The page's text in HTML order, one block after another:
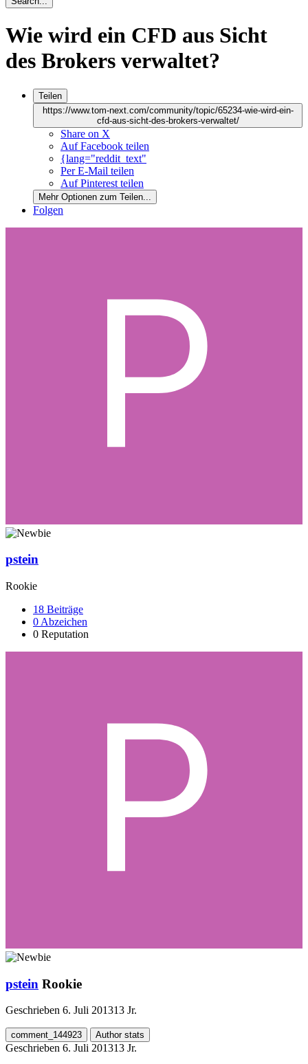
Wie wird ein CFD aus Sicht
des Brokers verwaltet?
Teilen
https://www.tom-next.com/community/topic/65234-wie-wird-ein-
cfd-aus-sicht-des-brokers-verwaltet/
Share on X
Auf Facebook teilen
{lang="reddit_text"
Per E-Mail teilen
Auf Pinterest teilen
Mehr Optionen zum Teilen...
Folgen
pstein
Rookie
18 Beiträge
0 Abzeichen
0 Reputation
pstein Rookie
Geschrieben 6. Juli 201313 Jr.
comment_144923 Author stats
Geschrieben 6. Juli 201313 Jr.